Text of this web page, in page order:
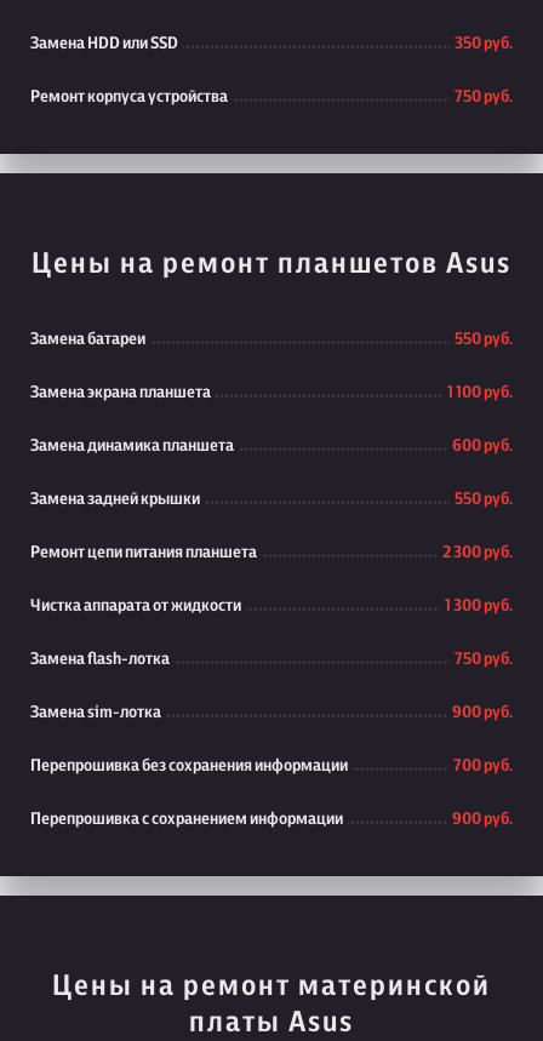
Замена HDD или SSD 350 руб.
Ремонт корпуса устройства 750 руб.
Цены на ремонт планшетов Asus
Замена батареи 550 руб.
Замена экрана планшета 1 100 руб.
Замена динамика планшета 600 руб.
Замена задней крышки 550 руб.
Ремонт цепи питания планшета 2 300 руб.
Чистка аппарата от жидкости 1 300 руб.
Замена flash-лотка 750 руб.
Замена sim-лотка 900 руб.
Перепрошивка без сохранения информации 700 руб.
Перепрошивка с сохранением информации 900 руб.
Цены на ремонт материнской
платы Asus